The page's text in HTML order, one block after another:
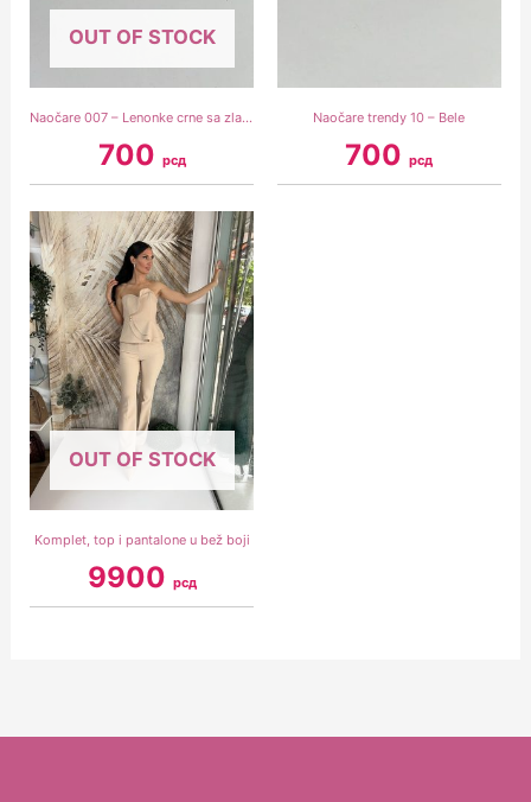
OUT OF STOCK
Naočare 007 – Lenonke crne sa zlatnim ramom
700 рсд
Naočare trendy 10 – Bele
700рсд
OUT OF STOCK
Komplet, top i pantalone u bež boji
9900 рсд